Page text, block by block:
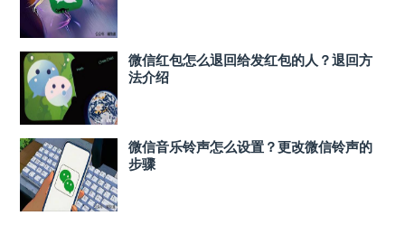
微信红包怎么退回给发红包的人？退回方
法介绍
微信音乐铃声怎么设置？更改微信铃声的
步骤